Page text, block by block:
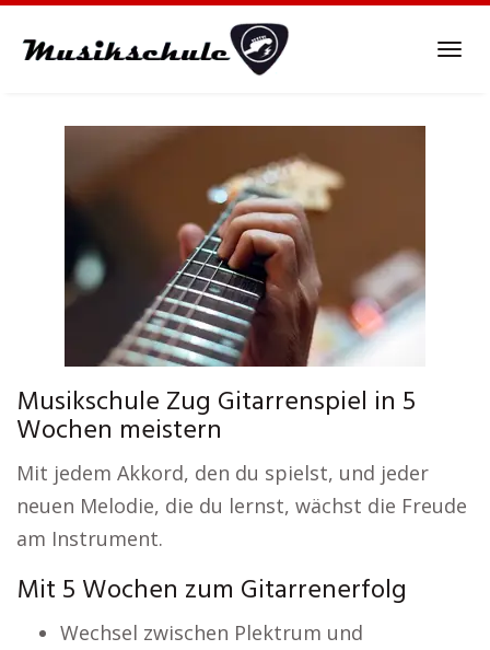
Musikschule Zug Gitarrenspiel in 5
Wochen meistern
Mit jedem Akkord, den du spielst, und jeder
neuen Melodie, die du lernst, wächst die Freude
am Instrument.
Mit 5 Wochen zum Gitarrenerfolg
Wechsel zwischen Plektrum und